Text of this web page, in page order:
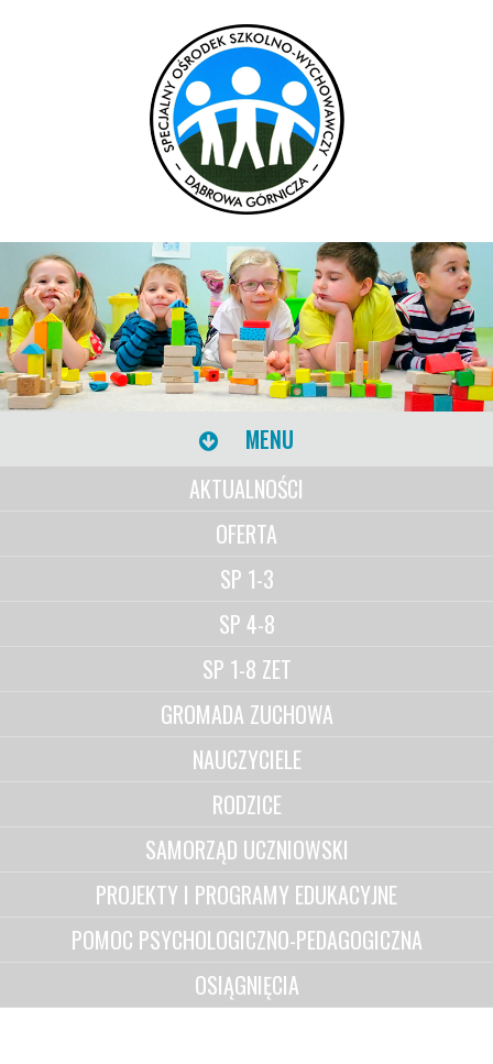
MENU
AKTUALNOŚCI
OFERTA
SP 1-3
SP 4-8
SP 1-8 ZET
GROMADA ZUCHOWA
NAUCZYCIELE
RODZICE
SAMORZĄD UCZNIOWSKI
PROJEKTY I PROGRAMY EDUKACYJNE
POMOC PSYCHOLOGICZNO-PEDAGOGICZNA
OSIĄGNIĘCIA